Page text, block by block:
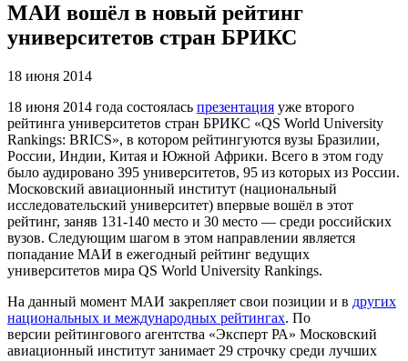
МАИ вошёл в новый рейтинг
университетов стран БРИКС
18 июня 2014
18 июня 2014 года состоялась презентация уже второго
рейтинга университетов стран БРИКС «QS World University
Rankings: BRICS», в котором рейтингуются вузы Бразилии,
России, Индии, Китая и Южной Африки. Всего в этом году
было аудировано 395 университетов, 95 из которых из России.
Московский авиационный институт (национальный
исследовательский университет) впервые вошёл в этот
рейтинг, заняв 131-140 место и 30 место — среди российских
вузов. Следующим шагом в этом направлении является
попадание МАИ в ежегодный рейтинг ведущих
университетов мира QS World University Rankings.
На данный момент МАИ закрепляет свои позиции и в других
национальных и международных рейтингах. По
версии рейтингового агентства «Эксперт РА» Московский
авиационный институт занимает 29 строчку среди лучших